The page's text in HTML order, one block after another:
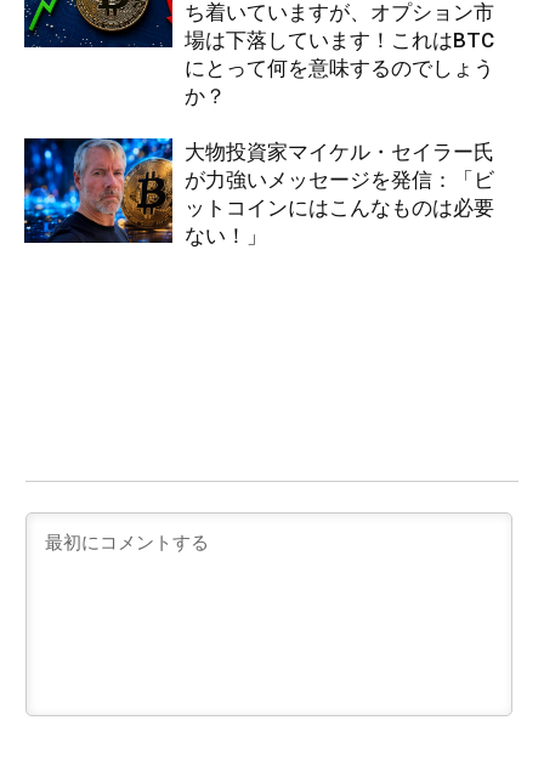
ち着いていますが、オプション市
場は下落しています！これはBTC
にとって何を意味するのでしょう
か？
大物投資家マイケル・セイラー氏
が力強いメッセージを発信：「ビ
ットコインにはこんなものは必要
ない！」